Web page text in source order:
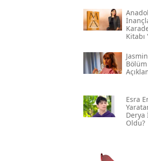
Kitabı
Bölüm
Esra
Oldu?